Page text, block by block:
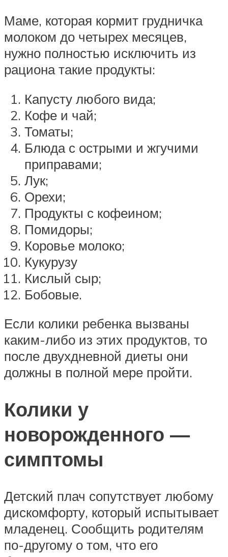
Маме, которая кормит грудничка
молоком до четырех месяцев,
нужно полностью исключить из
рациона такие продукты:
Капусту любого вида;
Кофе и чай;
Томаты;
Блюда с острыми и жгучими
приправами;
Лук;
Орехи;
Продукты с кофеином;
Помидоры;
Коровье молоко;
Кукурузу
Кислый сыр;
Бобовые.
Если колики ребенка вызваны
каким-либо из этих продуктов, то
после двухдневной диеты они
должны в полной мере пройти.
Колики у
новорожденного —
симптомы
Детский плач сопутствует любому
дискомфорту, который испытывает
младенец. Сообщить родителям
по-другому о том, что его